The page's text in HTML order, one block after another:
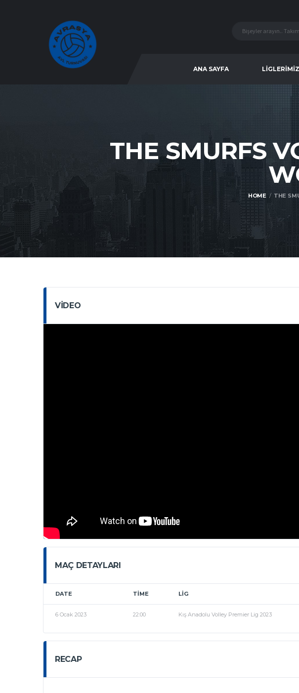
ANA SAYFA LIGLERIMIZ
THE SMURFS
HOME THE
VIDEO
MAÇ DETAYLARI
DATE TIME LIG
6 Ocak 2023 22:00 Kış Anadolu Volley Premier Lig 2023
RECAP